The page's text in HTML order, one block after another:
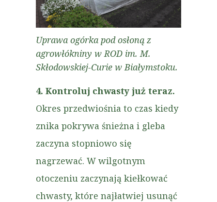
Uprawa ogórka pod osłoną z
agrowłókniny w ROD im. M.
Skłodowskiej-Curie w Białymstoku.
4. Kontroluj chwasty już teraz.
Okres przedwiośnia to czas kiedy
znika pokrywa śnieżna i gleba
zaczyna stopniowo się
nagrzewać. W wilgotnym
otoczeniu zaczynają kiełkować
chwasty, które najłatwiej usunąć